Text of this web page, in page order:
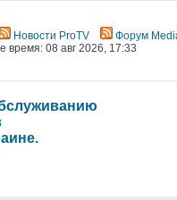
Новости ProTV
Форум
время: 08 авг 2026, 17:33